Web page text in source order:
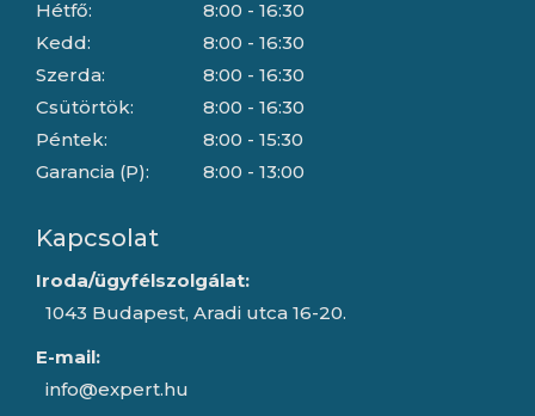
Hétfő:
Kedd:
Szerda:
Csütörtök:
Péntek:
Garancia (P):
8:00 - 16:30
8:00 - 16:30
8:00 - 16:30
8:00 - 16:30
8:00 - 15:30
8:00 - 13:00
Kapcsolat
Iroda/ügyfélszolgálat:
1043 Budapest, Aradi utca 16-20.
E-mail:
info@expert.hu